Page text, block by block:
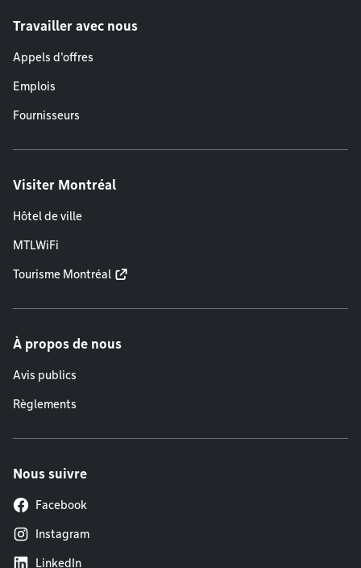
Travailler avec nous
Appels d'offres
Emplois
Fournisseurs
Visiter Montréal
Hôtel de ville
MTLWiFi
Tourisme Montréal
À propos de nous
Avis publics
Règlements
Nous suivre
Facebook
Instagram
LinkedIn